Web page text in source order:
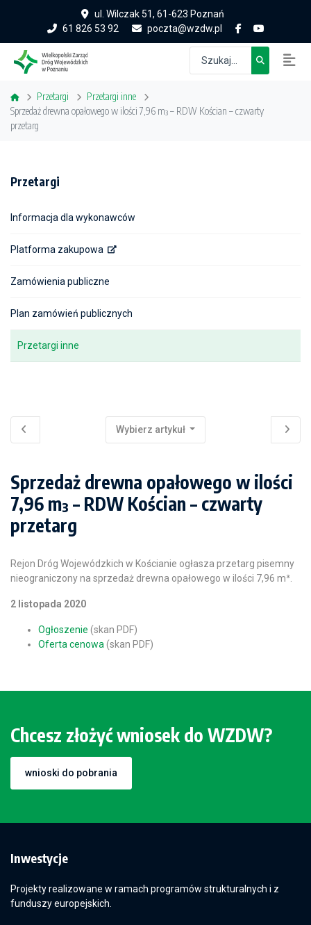
ul. Wilczak 51, 61-623 Poznań
61 826 53 92
poczta@wzdw.pl
Przetargi
Przetargi inne
Sprzedaż drewna opałowego w ilości 7,96 m³ – RDW Kościan – czwarty
przetarg
Przetargi
Informacja dla wykonawców
Platforma zakupowa
Zamówienia publiczne
Plan zamówień publicznych
Przetargi inne
Wybierz artykuł
Sprzedaż drewna opałowego w ilości
7,96 m³ – RDW Kościan – czwarty
przetarg
Rejon Dróg Wojewódzkich w Kościanie ogłasza przetarg pisemny
nieograniczony na sprzedaż drewna opałowego w ilości 7,96 m³.
2 listopada 2020
Ogłoszenie (skan PDF)
Oferta cenowa (skan PDF)
Chcesz złożyć wniosek do WZDW?
wnioski do pobrania
Inwestycje
Projekty realizowane w ramach programów strukturalnych i z
funduszy europejskich.